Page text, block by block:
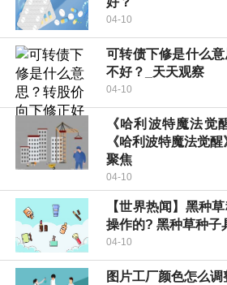
04-10
可转债下修是什么
不好？_天天观察
04-10
《哈利波特魔法觉
《哈利波特魔法觉
聚焦
04-10
【世界热闻】黑种
操作的? 黑种草种子
04-10
图片工厂颜色怎么